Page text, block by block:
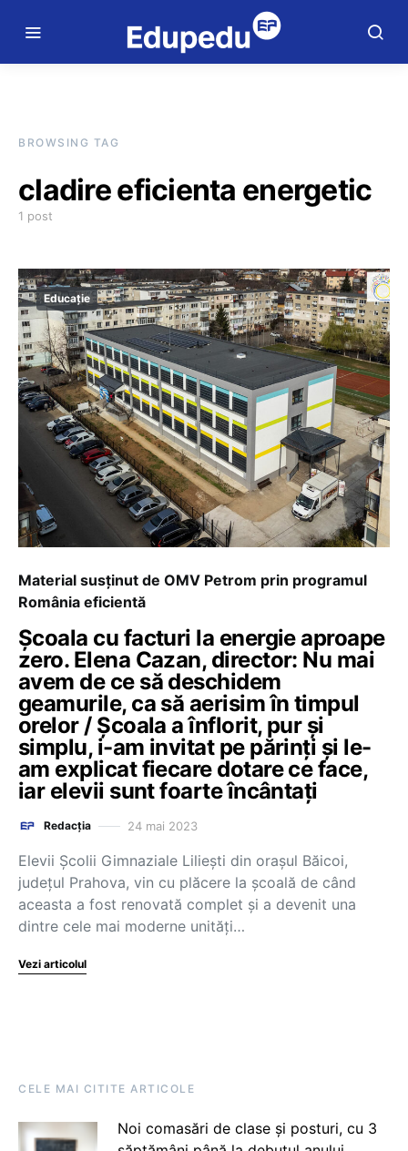
BROWSING TAG
cladire eficienta energetic
1 post
Educație
Material susținut de OMV Petrom prin programul
România eficientă
Școala cu facturi la energie aproape
zero. Elena Cazan, director: Nu mai
avem de ce să deschidem
geamurile, ca să aerisim în timpul
orelor / Școala a înflorit, pur și
simplu, i-am invitat pe părinți și le-
am explicat fiecare dotare ce face,
iar elevii sunt foarte încântați
Redacția 24 mai 2023
Elevii Școlii Gimnaziale Liliești din orașul Băicoi,
județul Prahova, vin cu plăcere la școală de când
aceasta a fost renovată complet și a devenit una
dintre cele mai moderne unități…
Vezi articolul
CELE MAI CITITE ARTICOLE
Noi comasări de clase și posturi, cu 3